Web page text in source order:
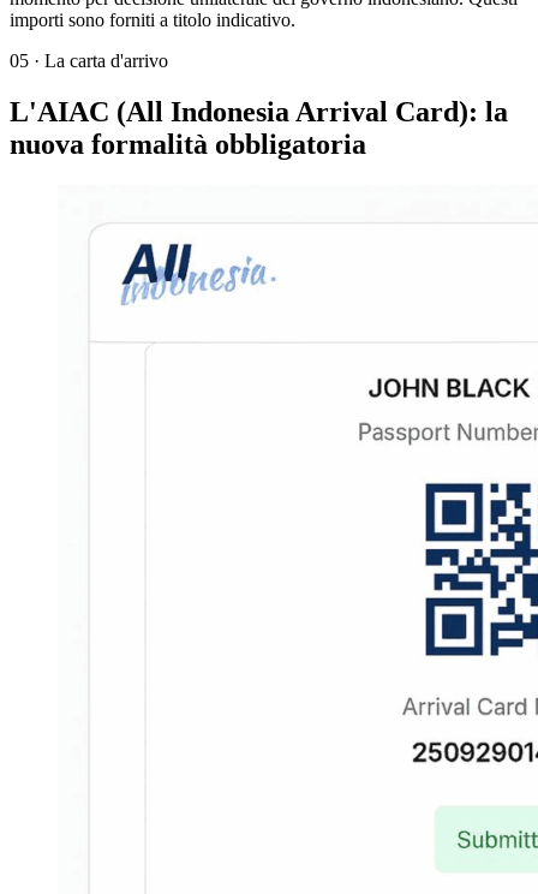
importi sono forniti a titolo indicativo.
05 · La carta d'arrivo
L'AIAC (All Indonesia Arrival Card): la
nuova formalità obbligatoria